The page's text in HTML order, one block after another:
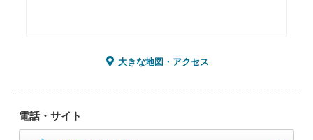
大きな地図・アクセス
電話・サイト